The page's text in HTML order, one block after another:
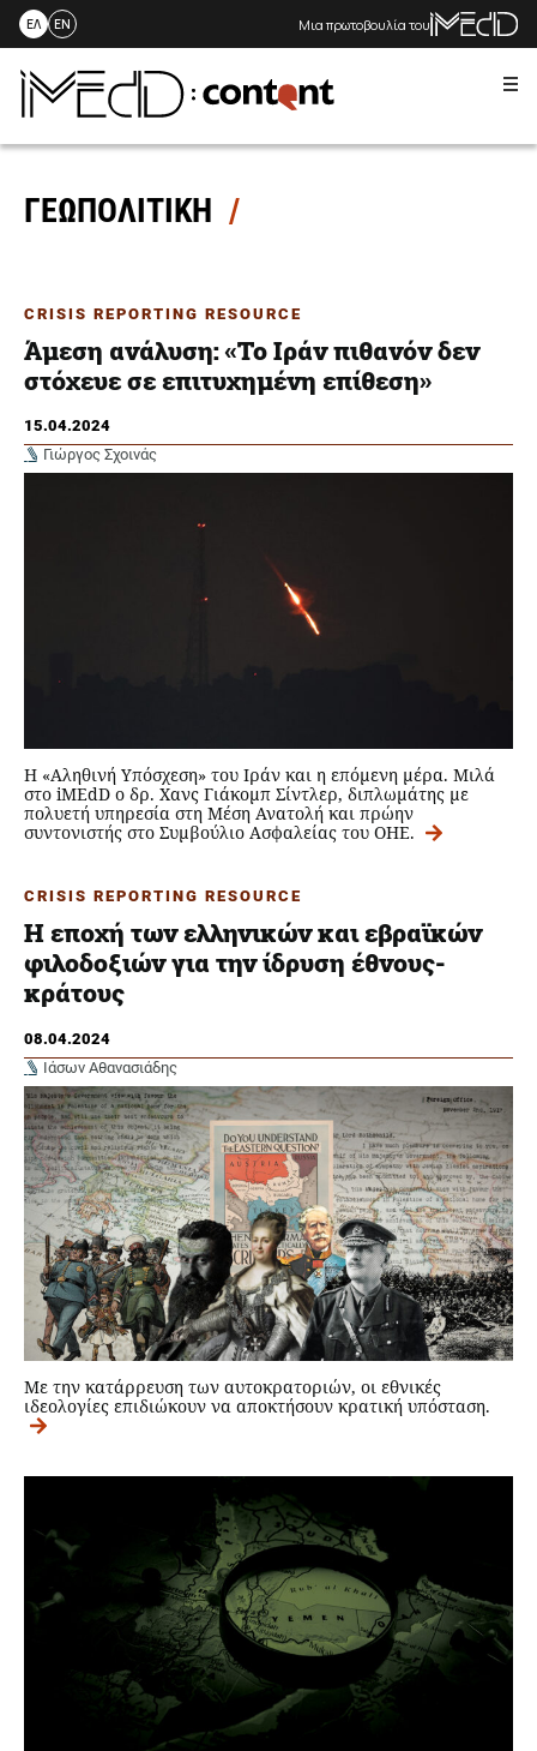
Skip
content
ΕΛ EN Μια πρωτοβουλία του
ΓΕΩΠΟΛΙΤΙΚΗ
CRISIS REPORTING RESOURCE
Άμεση ανάλυση: «Το Ιράν πιθανόν δεν
στόχευε σε επιτυχημένη επίθεση»
15.04.2024
Γιώργος Σχοινάς
H «Αληθινή Υπόσχεση» του Ιράν και η επόμενη μέρα. Μιλά
στο iMEdD ο δρ. Χανς Γιάκομπ Σίντλερ, διπλωμάτης με
πολυετή υπηρεσία στη Μέση Ανατολή και πρώην
συντονιστής στο Συμβούλιο Ασφαλείας του ΟΗΕ.
CRISIS REPORTING RESOURCE
Η εποχή των ελληνικών και εβραϊκών
φιλοδοξιών για την ίδρυση έθνους-
κράτους
08.04.2024
Ιάσων Αθανασιάδης
Με την κατάρρευση των αυτοκρατοριών, οι εθνικές
ιδεολογίες επιδιώκουν να αποκτήσουν κρατική υπόσταση.